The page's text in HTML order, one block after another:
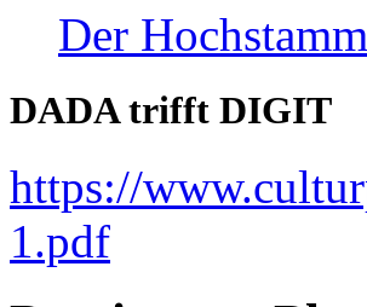
Der
DADA trifft DIGIT
https://
1.pdf